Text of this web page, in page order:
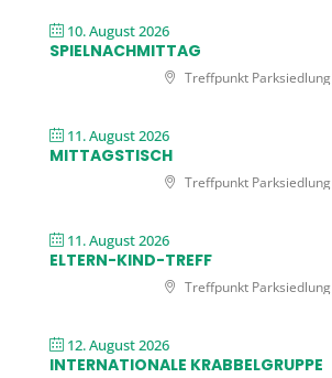
10. August 2026
SPIELNACHMITTAG
Treffpunkt Parksiedlung
11. August 2026
MITTAGSTISCH
Treffpunkt Parksiedlung
11. August 2026
ELTERN-KIND-TREFF
Treffpunkt Parksiedlung
12. August 2026
INTERNATIONALE KRABBELGRUPPE